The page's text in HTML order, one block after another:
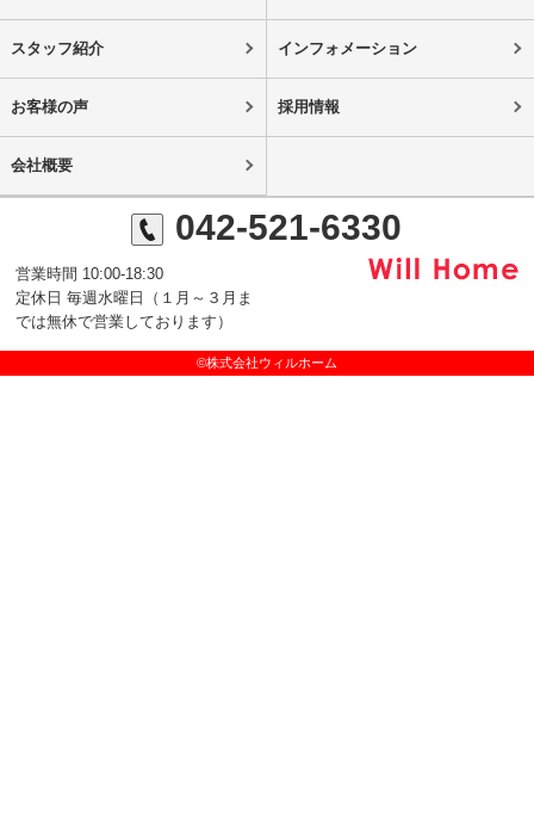
スタッフ紹介 インフォメーション
お客様の声 採用情報
会社概要
042-521-6330
営業時間 10:00-18:30
定休日 毎週水曜日（１月～３月ま
では無休で営業しております）
©株式会社ウィルホーム